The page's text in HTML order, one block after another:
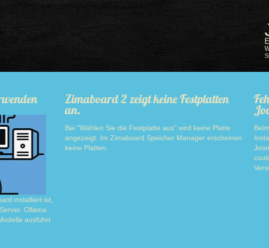
installiert ist,
Ollama
ausführt
Zimaboard 2 zeigt keine Festplatten
an.
Bei "Wählen Sie die Festplatte aus" wird keine Platte
angezeigt. Im Zimaboard Speicher Manager erscheinen
keine Platten.